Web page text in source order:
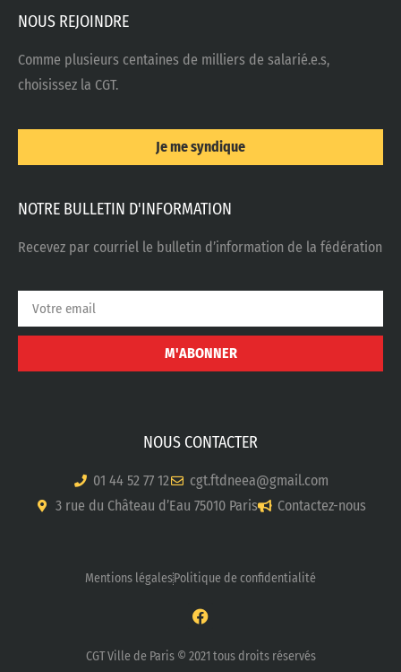
NOUS REJOINDRE
Comme plusieurs centaines de milliers de salarié.e.s,
choisissez la CGT.
Je me syndique
NOTRE BULLETIN D'INFORMATION
Recevez par courriel le bulletin d’information de la fédération
M'ABONNER
NOUS CONTACTER
01 44 52 77 12
cgt.ftdneea@gmail.com
3 rue du Château d’Eau 75010 Paris
Contactez-nous
Mentions légalesPolitique de confidentialité
CGT Ville de Paris © 2021 tous droits réservés